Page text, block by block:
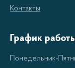
помогает
Контакты
График
Понедельник-